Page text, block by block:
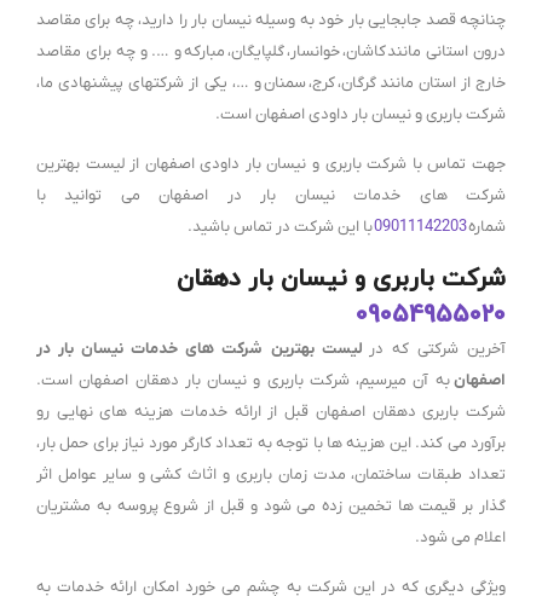
چنانچه قصد جابجایی بار خود به وسیله نیسان بار را دارید، چه برای مقاصد
درون استانی مانندکاشان،خوانسار،گلپایگان،مبارکهو …. و چه برای مقاصد
خارج از استان مانند گرگان،کرج،سمنانو …، یکی از شرکتهای پیشنهادی ما،
شرکت باربری و نیسان بار داودی اصفهان است.
جهت تماس با شرکت باربری و نیسان بار داودی اصفهان از لیست بهترین
شرکت های خدمات نیسان بار در اصفهان می توانید با
شماره09011142203با این شرکت در تماس باشید.
شرکت باربری و نیسان بار دهقان
09054955020
آخرین شرکتی که در لیست بهترین شرکت های خدمات نیسان بار در
اصفهانبه آن میرسیم، شرکت باربری و نیسان بار دهقان اصفهان است.
شرکت باربری دهقان اصفهان قبل از ارائه خدمات هزینه های نهایی رو
برآورد می کند. این هزینه ها با توجه به تعداد کارگر مورد نیاز برای حمل بار،
تعداد طبقات ساختمان، مدت زمان باربری و اثاث کشی و سایر عوامل اثر
گذار بر قیمت ها تخمین زده می شود و قبل از شروع پروسه به مشتریان
اعلام می شود.
ویژگی دیگری که در این شرکت به چشم می خورد امکان ارائه خدمات به